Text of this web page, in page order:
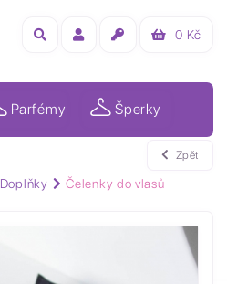
0 Kč
Parfémy Šperky
Doplňky Čelenky do vlasů
Zpět